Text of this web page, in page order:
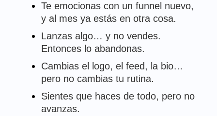
Te emocionas con un funnel nuevo,
y al mes ya estás en otra cosa.
Lanzas algo… y no vendes.
Entonces lo abandonas.
Cambias el logo, el feed, la bio…
pero no cambias tu rutina.
Sientes que haces de todo, pero no
avanzas.